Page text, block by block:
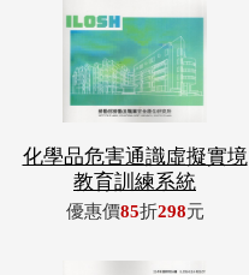
化學品危害通識虛擬實境
教育訓練系統
優惠價85折298元